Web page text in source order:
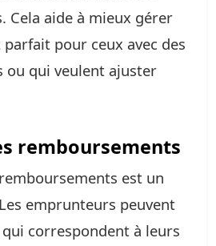
Cela aide à mieux gérer
parfait pour ceux avec des
ou qui veulent ajuster
remboursements
est un
emprunteurs peuvent
correspondent à leurs